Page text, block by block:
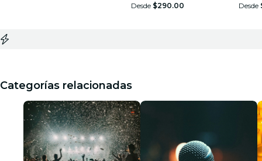
Desde $290.00
Desde
Categorías relacionadas